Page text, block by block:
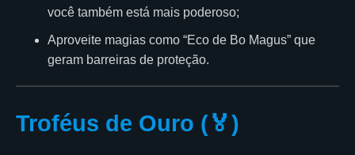
você também está mais poderoso;
Aproveite magias como “Eco de Bo Magus” que
geram barreiras de proteção.
Troféus de Ouro (🏅)